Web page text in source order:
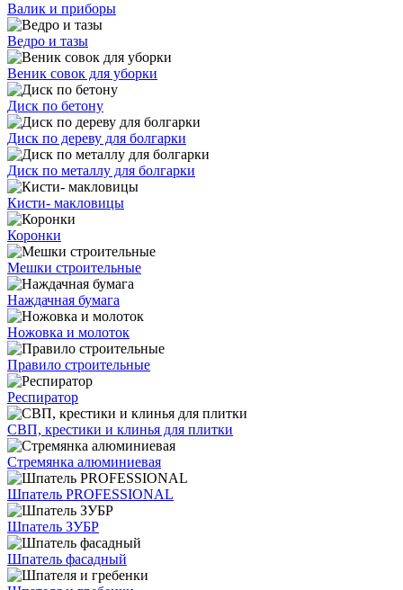
Валик и приборы
Ведро и тазы
Веник совок для уборки
Диск по бетону
Диск по дереву для болгарки
Диск по металлу для болгарки
Кисти- макловицы
Коронки
Мешки строительные
Наждачная бумага
Ножовка и молоток
Правило строительные
Респиратор
СВП, крестики и клинья для плитки
Стремянка алюминиевая
Шпатель PROFESSIONAL
Шпатель ЗУБР
Шпатель фасадный